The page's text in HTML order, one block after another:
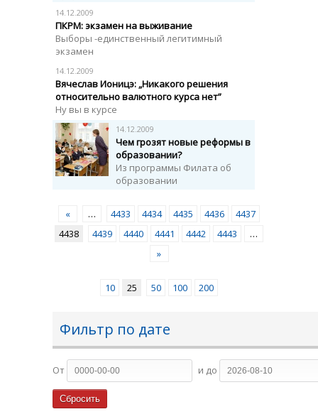
14.12.2009
ПКРМ: экзамен на выживание
Выборы -единственный легитимный
экзамен
14.12.2009
Вячеслав Ионицэ: „Никакого решения
относительно валютного курса нет”
Ну вы в курсе
14.12.2009
Чем грозят новые реформы в
образовании?
Из программы Филата об
образовании
« … 4433 4434 4435 4436
4437
4438
4439 4440 4441 4442 4443
…
»
10 25 50 100 200
Фильтр по дате
От и до